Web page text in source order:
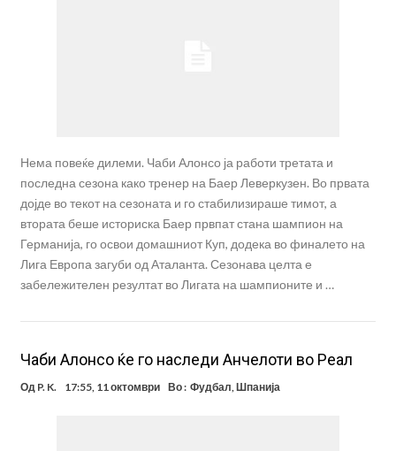
Нема повеќе дилеми. Чаби Алонсо ја работи третата и
последна сезона како тренер на Баер Леверкузен. Во првата
дојде во текот на сезоната и го стабилизираше тимот, а
втората беше историска Баер првпат стана шампион на
Германија, го освои домашниот Куп, додека во финалето на
Лига Европа загуби од Аталанта. Сезонава целта е
забележителен резултат во Лигата на шампионите и …
Чаби Алонсо ќе го наследи Анчелоти во Реал
Од P. K. 17:55, 11 октомври Во : Фудбал,Шпанија